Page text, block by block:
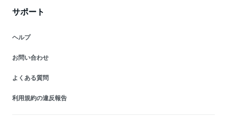
サポート
ヘルプ
お問い合わせ
よくある質問
利用規約の違反報告